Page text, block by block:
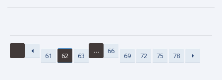
61 62 63
… 66
69 72 75 78